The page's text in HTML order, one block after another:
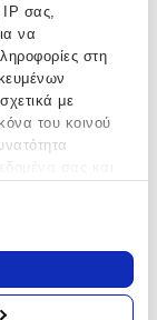
IP σας,
να
στη
με
του κοινού
τη γεωγραφική
σε